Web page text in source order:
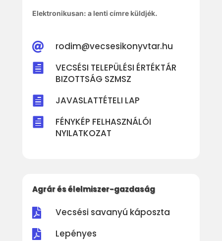
Elektronikusan: a lenti címre küldjék.
 rodim@vecsesikonyvtar.hu

VECSÉSI TELEPÜLÉSI ÉRTÉKTÁR
BIZOTTSÁG SZMSZ
 JAVASLATTÉTELI LAP

FÉNYKÉP FELHASZNÁLÓI
NYILATKOZAT
Agrár és élelmiszer-gazdaság

Vecsési savanyú káposzta

Lepényes